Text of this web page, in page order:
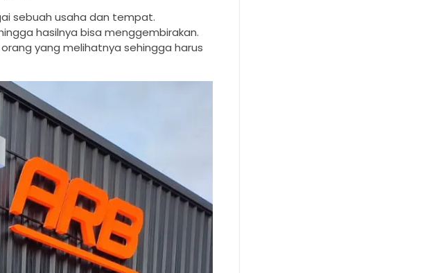
sebuah usaha dan tempat.
hasilnya bisa menggembirakan.
yang melihatnya sehingga harus